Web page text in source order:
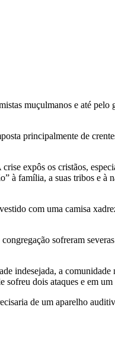
muçulmanos e até
principalmente de
expôs os cristãos,
à família, a suas tribos e à
com uma camisa
sofreram
indesejada, a
sofreu dois ataques e em
de um aparelho